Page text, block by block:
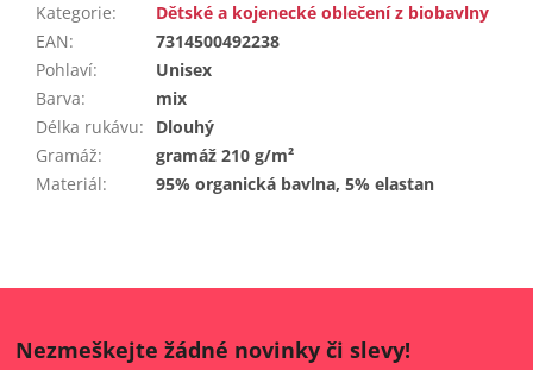
Kategorie:
Dětské a kojenecké oblečení z biobavlny
EAN:
7314500492238
Pohlaví:
Unisex
Barva:
mix
Délka rukávu:
Dlouhý
Gramáž:
gramáž 210 g/m²
Materiál: 95% organická bavlna, 5% elastan
Nezmeškejte žádné novinky či slevy!